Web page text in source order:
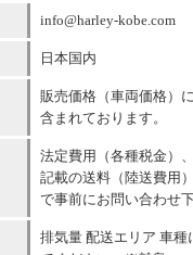
info@harley-kobe.com
日本国内
販売価格（車両価格）
含まれております。
法定費用（各種税金）
記載の送料（陸送費用
で事前にお問い合わせ
排気量 配送エリア 車